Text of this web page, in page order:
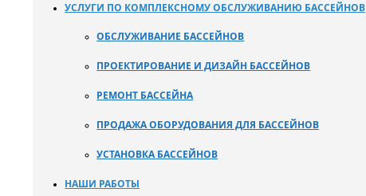
УСЛУГИ ПО КОМПЛЕКСНОМУ ОБСЛУЖИВАНИЮ БАССЕЙНОВ
ОБСЛУЖИВАНИЕ БАССЕЙНОВ
ПРОЕКТИРОВАНИЕ И ДИЗАЙН БАССЕЙНОВ
РЕМОНТ БАССЕЙНА
ПРОДАЖА ОБОРУДОВАНИЯ ДЛЯ БАССЕЙНОВ
УСТАНОВКА БАССЕЙНОВ
НАШИ РАБОТЫ